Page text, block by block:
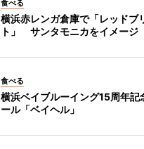
食べる
横浜赤レンガ倉庫で「レッドブ
ト」 サンタモニカをイメージ
食べる
横浜ベイブルーイング15周年
ール「ベイヘル」